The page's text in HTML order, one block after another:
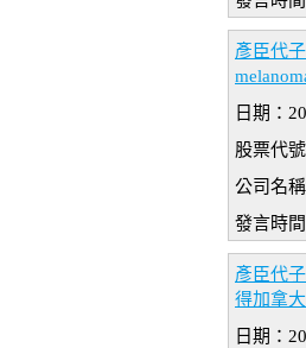
彥臣代
日期：
股票代
公司名稱
發言時
彥臣代
得加拿
日期：